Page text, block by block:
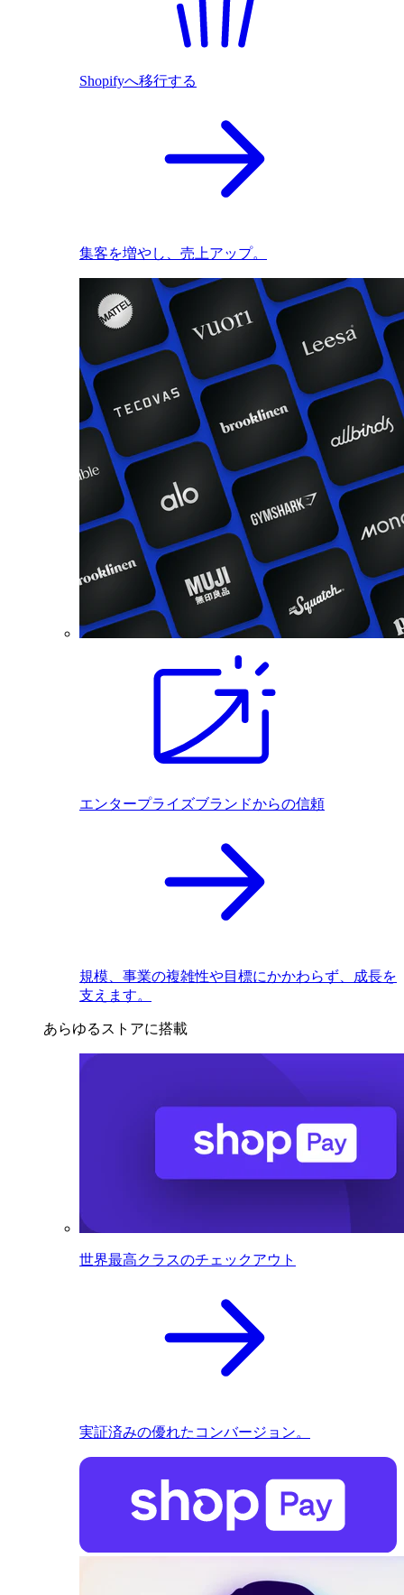
Shopifyへ移行する
集客を増やし、売上アップ。
エンタープライズブランドからの信頼
規模、事業の複雑性や目標にかかわらず、成長を
支えます。
あらゆるストアに搭載
世界最高クラスのチェックアウト
実証済みの優れたコンバージョン。